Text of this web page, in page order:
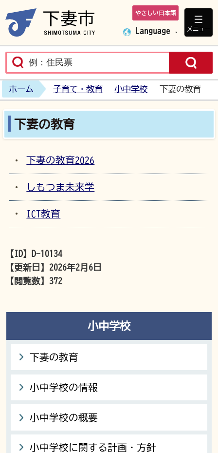
下妻市ホームペ
やさしい日本語
Language メニュー
ホーム 子育て・教育 小中学校 下妻の教育
下妻の教育
下妻の教育2026
しもつま未来学
ICT教育
【ID】
D-10134
【更新日】 2026年2月6日
【閲覧数】372
小中学校
下妻の教育
小中学校の情報
小中学校の概要
小中学校に関する計画・方針